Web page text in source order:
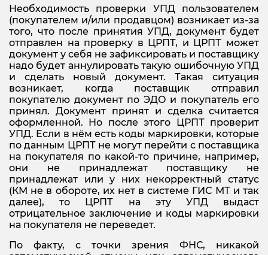
Необходимость проверки УПД пользователем
(покупателем и/или продавцом) возникает из-за
того, что после принятия УПД, документ будет
отправлен на проверку в ЦРПТ, и ЦРПТ может
документ у себя не зафиксировать и поставщику
надо будет аннулировать такую ошибочную УПД
и сделать новый документ. Такая ситуация
возникает, когда поставщик отправил
покупателю документ по ЭДО и покупатель его
принял. Документ принят и сделка считается
оформленной. Но после этого ЦРПТ проверит
УПД. Если в нём есть коды маркировки, которые
по данным ЦРПТ не могут перейти с поставщика
на покупателя по какой-то причине, например,
они не принадлежат поставщику не
принадлежат или у них некорректный статус
(КМ не в обороте, их нет в системе ГИС МТ и так
далее), то ЦРПТ на эту УПД выдаст
отрицательное заключение и коды маркировки
на покупателя не переведет.
По факту, с точки зрения ФНС, никакой